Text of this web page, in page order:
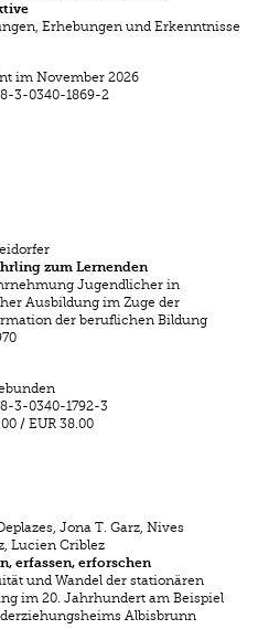
Erhebungen und Erkenntnisse
im November 2026
3-0340-1869-2
zum Lernenden
Jugendlicher in
Ausbildung im Zuge der
der beruflichen Bildung
3-0340-1792-3
/EUR 38.00
Jona T. Garz, Nives
Lucien Criblez
erfassen, erforschen
und Wandel der stationären
im 20. Jahrhundert am Beispiel
Albisbrunn